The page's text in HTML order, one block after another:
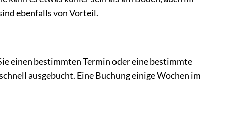
ebenfalls von Vorteil.
einen bestimmten Termin oder eine bestimmte
ausgebucht. Eine Buchung einige Wochen im